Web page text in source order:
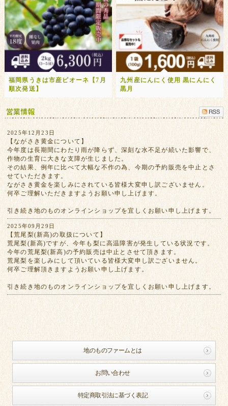
福岡県うきは市産ピオーネ【7月
順次発送】
九州産にんにく使用 黒にんにく
黒月
2025年12月23日
【ながさき黄金について】
今年度は長期間にわたり雨が降らず、深刻な水不足が続いた影響で、
作物の生育に大きな支障が生じました。
その結果、例年に比べて大幅な不作の為、今期の予約販売を中止とさ
せていただきます。
ながさき黄金を楽しみにされている皆様大変申し訳ございません。
何卒ご理解いただきますようお願い申し上げます。
引き続き地のものオンラインショップを宜しくお願い申し上げます。
2025年09月29日
【荒尾梨(新高)の取扱について】
荒尾梨(新高)ですが、今年も梨に高温障害が発生している状況です。
今年の荒尾梨(新高)の予約販売は中止とさせて頂きます。
荒尾梨を楽しみにして頂いている皆様大変申し訳ございません。
何卒ご理解頂きますようお願い申し上げます。
引き続き地のものオンラインショップを宜しくお願い申し上げます。
地のものファームとは
お問い合わせ
特定商取引法に基づく表記